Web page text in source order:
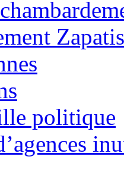
politique